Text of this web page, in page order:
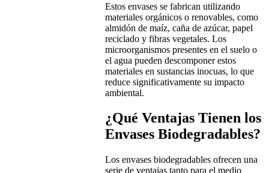
Estos envases se fabrican utilizando
materiales orgánicos o renovables, como
almidón de maíz, caña de azúcar, papel
reciclado y fibras vegetales. Los
microorganismos presentes en el suelo o
el agua pueden descomponer estos
materiales en sustancias inocuas, lo que
reduce significativamente su impacto
ambiental.
¿Qué Ventajas Tienen los
Envases Biodegradables?
Los envases biodegradables ofrecen una
serie de ventajas tanto para el medio